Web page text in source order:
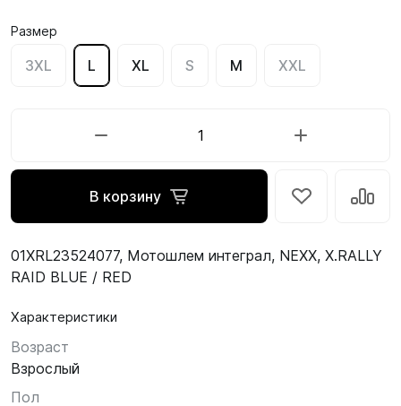
Размер
3XL L XL S M XXL
В корзину
01XRL23524077, Мотошлем интеграл, NEXX, X.RALLY
RAID BLUE / RED
Характеристики
Возраст
Взрослый
Пол